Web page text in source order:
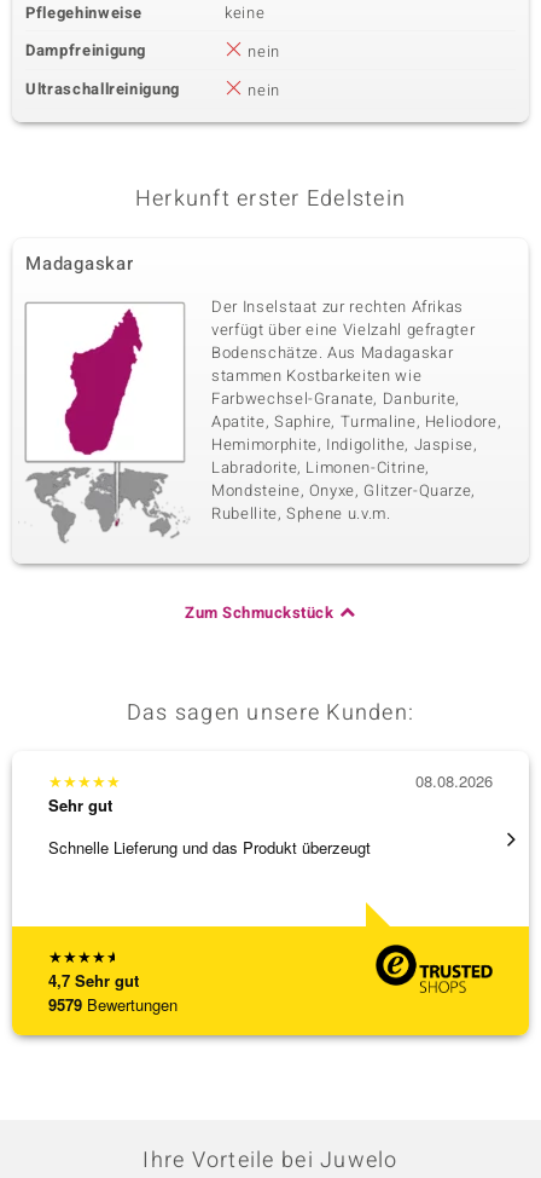
Pflegehinweise
keine
Dampfreinigung
nein
Ultraschallreinigung
nein
Herkunft erster Edelstein
Madagaskar
Der Inselstaat zur rechten Afrikas
verfügt über eine Vielzahl gefragter
Bodenschätze. Aus Madagaskar
stammen Kostbarkeiten wie
Farbwechsel-Granate, Danburite,
Apatite, Saphire, Turmaline, Heliodore,
Hemimorphite, Indigolithe, Jaspise,
Labradorite, Limonen-Citrine,
Mondsteine, Onyxe, Glitzer-Quarze,
Rubellite, Sphene u.v.m.
Zum Schmuckstück
Das sagen unsere Kunden:
★★★★★
4,7 Sehr gut
9579 Bewertungen
★★★★★
Sehr gut
Schnelle Lieferung und das Produkt überzeugt
08.08.2026
Ihre Vorteile bei Juwelo